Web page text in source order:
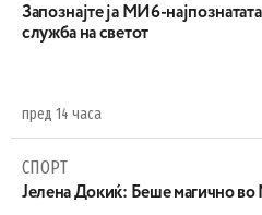
Запознајте ја МИ6-најпознатата
служба на светот
пред 14 часа
СПОРТ
Јелена Докиќ: Беше магично во